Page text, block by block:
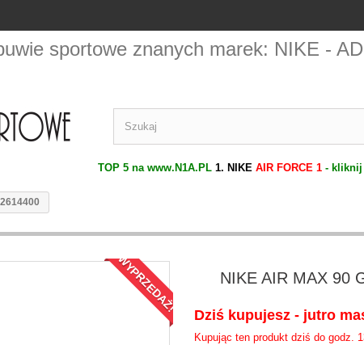
sportowe znanych marek: NIKE -
TOP 5 na www.N1A.PL1. NIKEAIR FORCE 1- kliknij żeby
WYPRZEDAŻ! NIKE AIR MAX 90
Dziś kupujesz - jutro
Kupując ten produkt dziś do godz.